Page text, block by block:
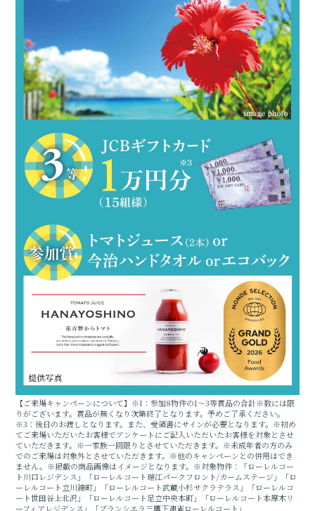
【ご来場キャンペーンについて】※1：参加8物件の1〜3等賞品の合計※数には限
りがございます。賞品が無くなり次第終了となります。予めご了承ください。
※3：後日のお渡しとなります。また、受領書にサインが必要となります。※初め
てご来場いただいたお客様でアンケートにご記入いただいたお客様を対象とさせ
ていただきます。※一家族一回限りとさせていただきます。※未成年者の方のみ
でのご来場は対象外とさせていただきます。※他のキャンペーンとの併用はでき
ません。※掲載の商品画像はイメージとなります。※対象物件：「ローレルコー
ト川口レジデンス」「ローレルコート瑞江パークフロント/カームステージ」「ロ
ーレルコート立川錦町」「ローレルコート武蔵小杉サクラテラス」「ローレルコ
ート世田谷上北沢」「ローレルコート足立中央本町」「ローレルコート本厚木リ
ーフィアレジデンス」「ブランシエラ三鷹下連雀ローレルコート」